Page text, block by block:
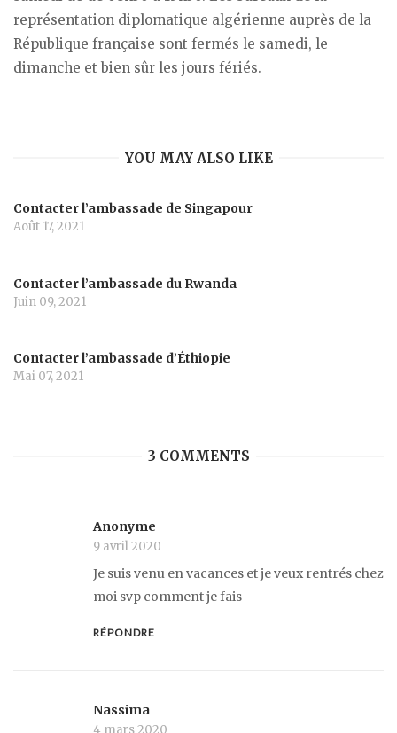
représentation diplomatique algérienne auprès de la
République française sont fermés le samedi, le
dimanche et bien sûr les jours fériés.
YOU MAY ALSO LIKE
Contacter l’ambassade de Singapour
Août 17, 2021
Contacter l’ambassade du Rwanda
Juin 09, 2021
Contacter l’ambassade d’Éthiopie
Mai 07, 2021
3 COMMENTS
Anonyme
9 avril 2020
Je suis venu en vacances et je veux rentrés chez
moi svp comment je fais
RÉPONDRE
Nassima
4 mars 2020